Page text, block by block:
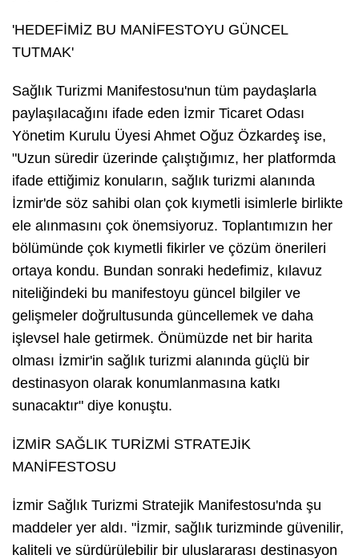
'HEDEFİMİZ BU MANİFESTOYU GÜNCEL
TUTMAK'
Sağlık Turizmi Manifestosu'nun tüm paydaşlarla
paylaşılacağını ifade eden İzmir Ticaret Odası
Yönetim Kurulu Üyesi Ahmet Oğuz Özkardeş ise,
"Uzun süredir üzerinde çalıştığımız, her platformda
ifade ettiğimiz konuların, sağlık turizmi alanında
İzmir'de söz sahibi olan çok kıymetli isimlerle birlikte
ele alınmasını çok önemsiyoruz. Toplantımızın her
bölümünde çok kıymetli fikirler ve çözüm önerileri
ortaya kondu. Bundan sonraki hedefimiz, kılavuz
niteliğindeki bu manifestoyu güncel bilgiler ve
gelişmeler doğrultusunda güncellemek ve daha
işlevsel hale getirmek. Önümüzde net bir harita
olması İzmir'in sağlık turizmi alanında güçlü bir
destinasyon olarak konumlanmasına katkı
sunacaktır" diye konuştu.
İZMİR SAĞLIK TURİZMİ STRATEJİK
MANİFESTOSU
İzmir Sağlık Turizmi Stratejik Manifestosu'nda şu
maddeler yer aldı. "İzmir, sağlık turizminde güvenilir,
kaliteli ve sürdürülebilir bir uluslararası destinasyon